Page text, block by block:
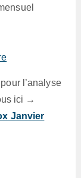
l’analyse
ici →
Janvier